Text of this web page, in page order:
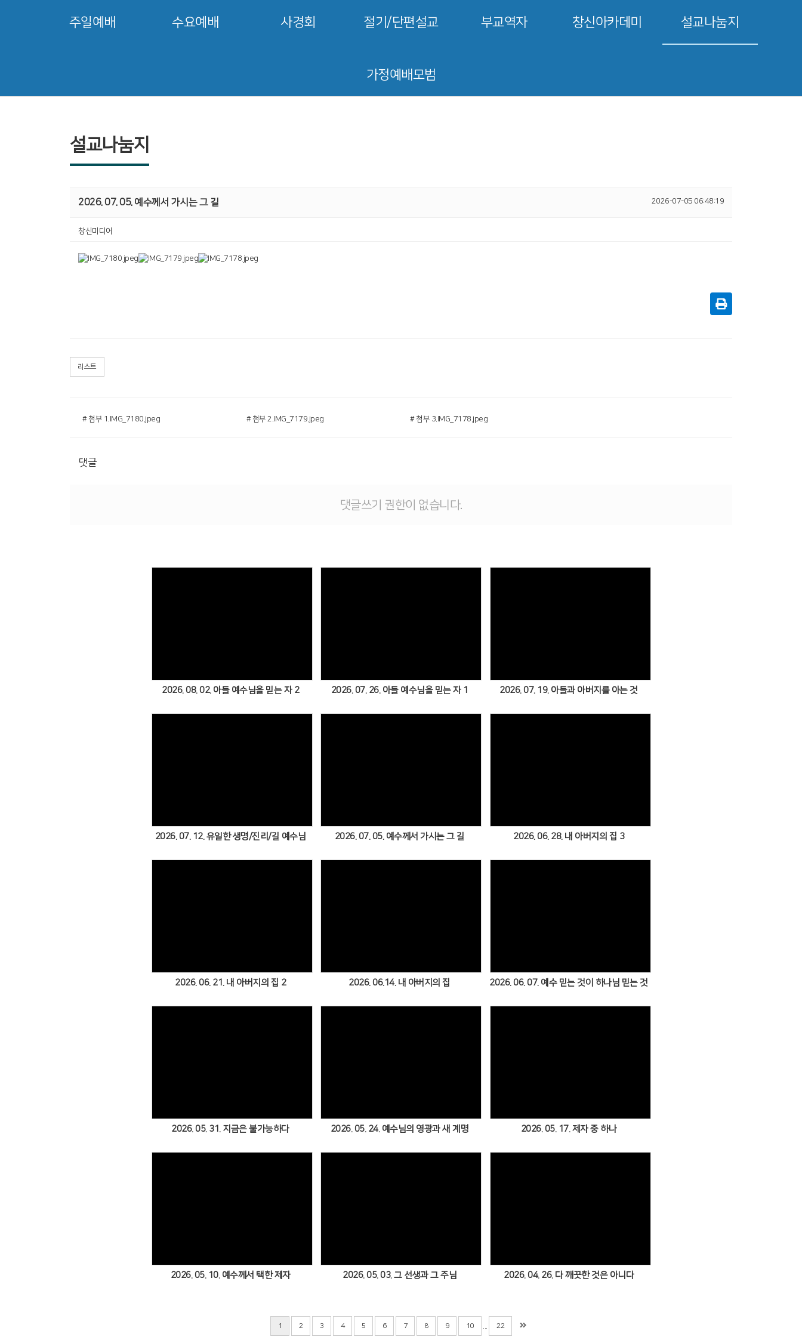
주일예배 수요예배 사경회 절기/단편설교 부교역자 창신아카데미 설교나눔지
가정예배모범
설교나눔지
2026. 07. 05. 예수께서 가시는 그 길 2026-07-05 06:48:19
창신미디어
리스트
# 첨부 1.IMG_7180.jpeg # 첨부 2.IMG_7179.jpeg # 첨부 3.IMG_7178.jpeg
댓글
댓글쓰기 권한이 없습니다.
2026. 08. 02. 아들 예수님을 믿는 자 2 2026. 07. 26. 아들 예수님을 믿는 자 1 2026. 07. 19. 아들과 아버지를 아는 것
2026. 07. 12. 유일한 생명/진리/길 예수님 2026. 07. 05. 예수께서 가시는 그 길 2026. 06. 28. 내 아버지의 집 3
2026. 06. 21. 내 아버지의 집 2 2026. 06.14. 내 아버지의 집 2026. 06. 07. 예수 믿는 것이 하나님 믿는 것
2026. 05. 31. 지금은 불가능하다 2026. 05. 24. 예수님의 영광과 새 계명 2026. 05. 17. 제자 중 하나
2026. 05. 10. 예수께서 택한 제자 2026. 05. 03. 그 선생과 그 주님 2026. 04. 26. 다 깨끗한 것은 아니다
1 2 3 4 5 6 7 8 9 10 22